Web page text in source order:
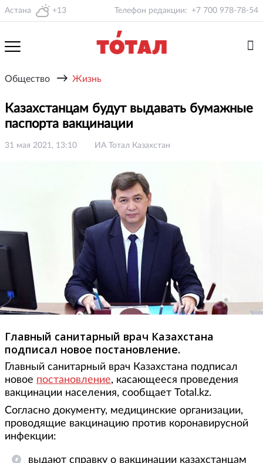
Астана +13 Телефон редакции: +7 700 978-78-54
Общество → Жизнь
Казахстанцам будут выдавать бумажные
паспорта вакцинации
31 мая 2021, 13:10 ИА Тотал Казахстан
Главный санитарный врач Казахстана
подписал новое постановление.
Главный санитарный врач Казахстана подписал
новое постановление, касающееся проведения
вакцинации населения, сообщает Total.kz.
Согласно документу, медицинские организации,
проводящие вакцинацию против коронавирусной
инфекции:
выдают справку о вакцинации казахстанцам